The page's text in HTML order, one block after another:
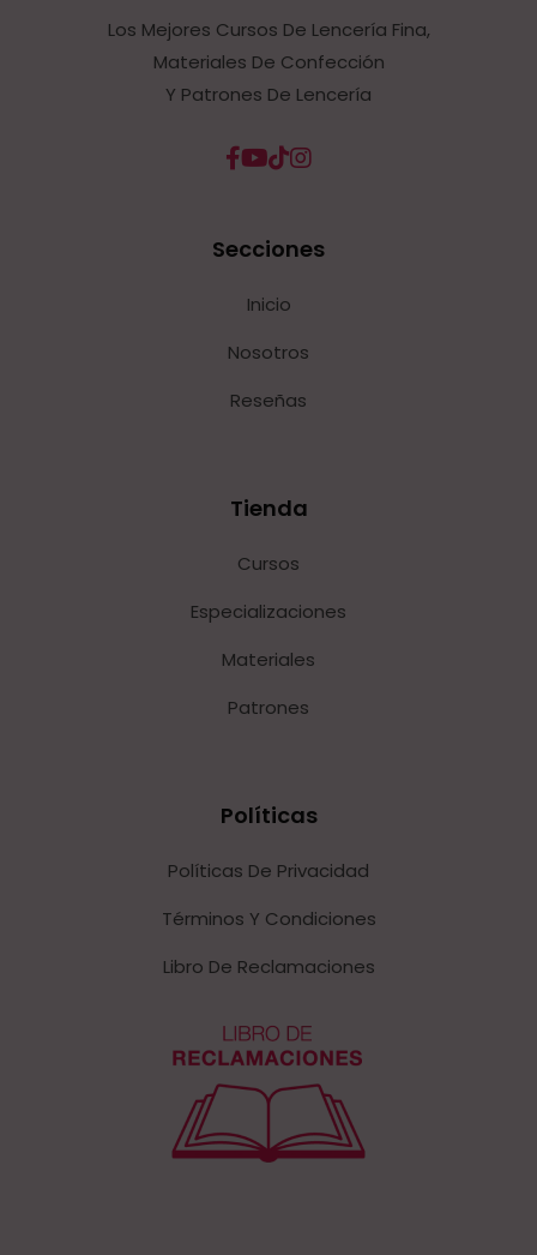
Los Mejores Cursos De Lencería Fina,
Materiales De Confección
Y Patrones De Lencería
Secciones
Inicio
Nosotros
Reseñas
Tienda
Cursos
Especializaciones
Materiales
Patrones
Políticas
Políticas De Privacidad
Términos Y Condiciones
Libro De Reclamaciones